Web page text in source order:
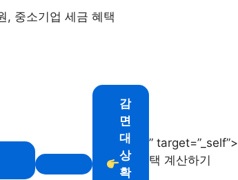
감
면
대
상
확
” target=”_self”>
택 계산하기